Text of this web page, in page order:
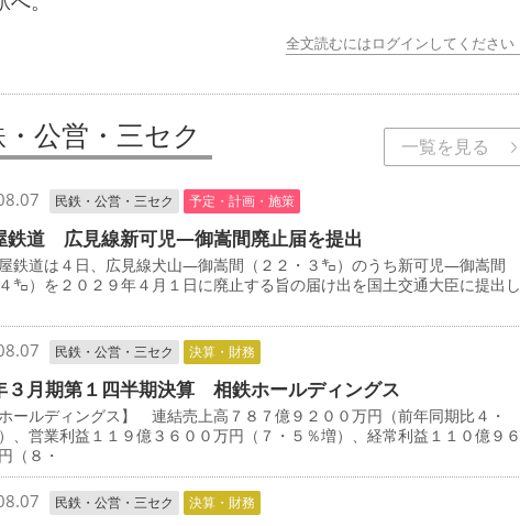
全文読むにはログインしてください
公営・三セク 一覧を見る
民鉄・公営・三セク 予定・計画・施策
鉄道 広見線新可児―御嵩間廃止届を提出
鉄道は４日、広見線犬山―御嵩間（２２・３㌔）のうち新可児―御嵩間
４㌔）を２０２９年４月１日に廃止する旨の届け出を国土交通大臣に提出し
民鉄・公営・三セク 決算・財務
３月期第１四半期決算 相鉄ホールディングス
ホールディングス】 連結売上高７８７億９２００万円（前年同期比４・
、営業利益１１９億３６００万円（７・５％増）、経常利益１１０億９６
（８・
民鉄・公営・三セク 決算・財務